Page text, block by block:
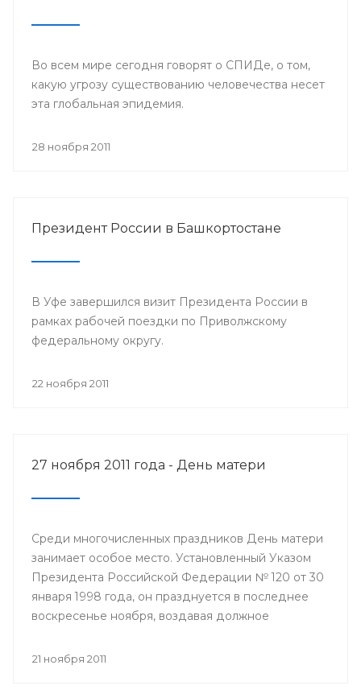
Во всем мире сегодня говорят о СПИДе, о том,
какую угрозу существованию человечества несет
эта глобальная эпидемия.
28 ноября 2011
Президент России в Башкортостане
В Уфе завершился визит Президента России в
рамках рабочей поездки по Приволжскому
федеральному округу.
22 ноября 2011
27 ноября 2011 года - День матери
Среди многочисленных праздников День матери
занимает особое место. Установленный Указом
Президента Российской Федерации № 120 от 30
января 1998 года, он празднуется в последнее
воскресенье ноября, воздавая должное
ради блага своих детей.
21 ноября 2011